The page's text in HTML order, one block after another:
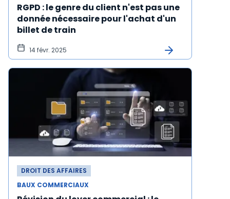
RGPD : le genre du client n'est pas une
donnée nécessaire pour l'achat d'un
billet de train
14 févr. 2025
DROIT DES AFFAIRES
BAUX COMMERCIAUX